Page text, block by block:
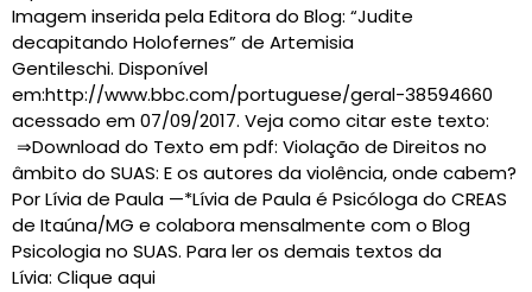
Imagem inserida pela Editora do Blog: “Judite
decapitando Holofernes” de Artemisia
Gentileschi. Disponível
em:http://www.bbc.com/portuguese/geral-38594660
acessado em 07/09/2017. Veja como citar este texto:
⇒Download do Texto em pdf: Violação de Direitos no
âmbito do SUAS: E os autores da violência, onde cabem?
Por Lívia de Paula —*Lívia de Paula é Psicóloga do CREAS
de Itaúna/MG e colabora mensalmente com o Blog
Psicologia no SUAS. Para ler os demais textos da
Lívia: Clique aqui